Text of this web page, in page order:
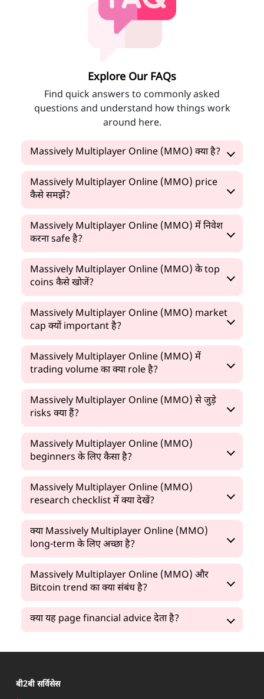
Explore Our FAQs
Find quick answers to commonly asked
questions and understand how things work
around here.
Massively Multiplayer Online (MMO) क्या है?
Massively Multiplayer Online (MMO) price
कैसे समझें?
Massively Multiplayer Online (MMO) में निवेश
करना safe है?
Massively Multiplayer Online (MMO) के top
coins कैसे खोजें?
Massively Multiplayer Online (MMO) market
cap क्यों important है?
Massively Multiplayer Online (MMO) में
trading volume का क्या role है?
Massively Multiplayer Online (MMO) से जुड़े
risks क्या हैं?
Massively Multiplayer Online (MMO)
beginners के लिए कैसा है?
Massively Multiplayer Online (MMO)
research checklist में क्या देखें?
क्या Massively Multiplayer Online (MMO)
long-term के लिए अच्छा है?
Massively Multiplayer Online (MMO) और
Bitcoin trend का क्या संबंध है?
क्या यह page financial advice देता है?
बी2बी सर्विसेस